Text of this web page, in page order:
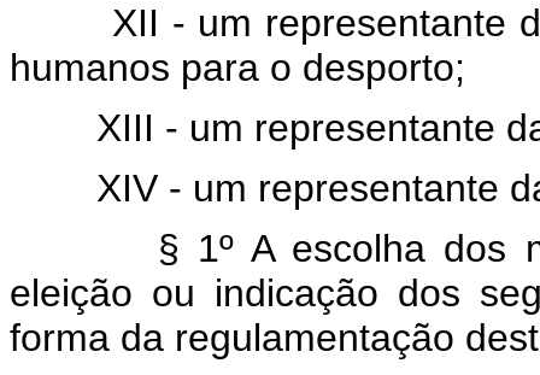
XII - um representante
humanos para o desporto;
XIII - um representante
XIV - um representante
§ 1º A escolha dos
eleição ou indicação dos
forma da regulamentação